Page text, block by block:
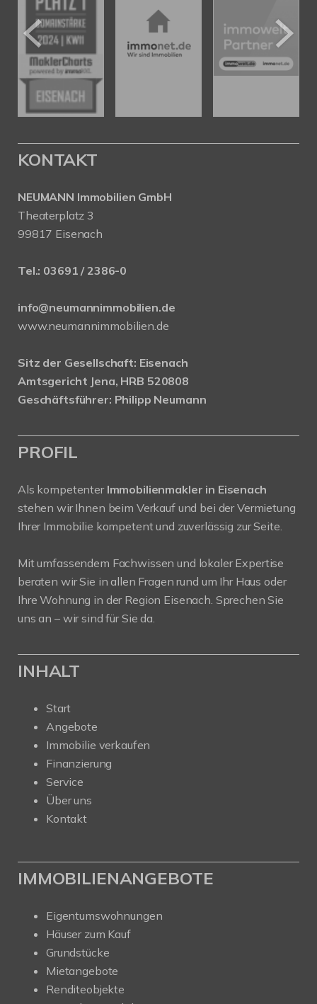
KONTAKT
NEUMANN Immobilien GmbH
Theaterplatz 3
99817 Eisenach
Tel.: 03691 / 2386-0
info@neumannimmobilien.de
www.neumannimmobilien.de
Sitz der Gesellschaft: Eisenach
Amtsgericht Jena, HRB 520808
Geschäftsführer: Philipp Neumann
PROFIL
Als kompetenter Immobilienmakler in Eisenach
stehen wir Ihnen beim Verkauf und bei der Vermietung
Ihrer Immobilie kompetent und zuverlässig zur Seite.
Mit umfassendem Fachwissen und lokaler Expertise
beraten wir Sie in allen Fragen rund um Ihr Haus oder
Ihre Wohnung in der Region Eisenach. Sprechen Sie
uns an – wir sind für Sie da.
INHALT
Start
Angebote
Immobilie verkaufen
Finanzierung
Service
Über uns
Kontakt
IMMOBILIENANGEBOTE
Eigentumswohnungen
Häuser zum Kauf
Grundstücke
Mietangebote
Renditeobjekte